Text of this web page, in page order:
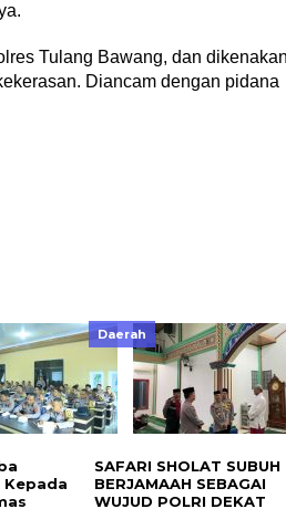
Tulang Bawang, dan
Diancam dengan pidana
Kepada
Daerah
SAFARI SHOLAT SUBUH
BERJAMAAH SEBAGAI
WUJUD POLRI DEKAT